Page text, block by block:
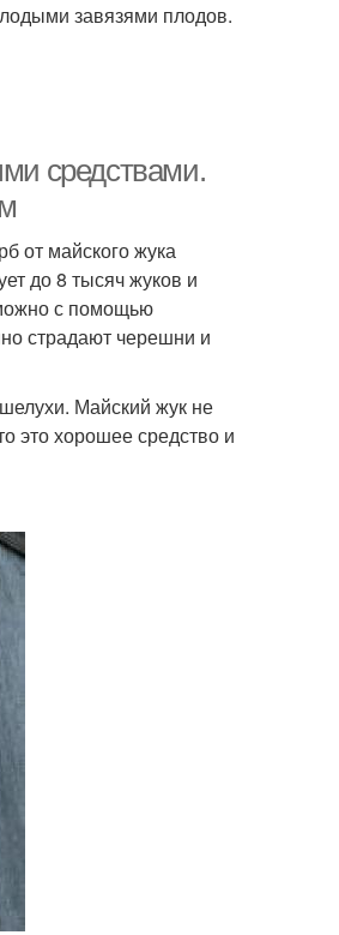
завязями плодов.
средствами.
от майского жука
до 8 тысяч жуков и
с помощью
страдают черешни и
Майский жук не
это хорошее средство и